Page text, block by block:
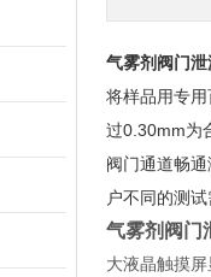
气雾剂阀门
将样品用专
过0.30mm为
阀门通道畅
户不同的测
气雾剂阀门
大液晶触摸